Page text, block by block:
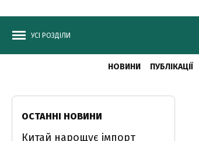
УСІ РОЗДІЛИ
НОВИНИ ПУБЛІКАЦІЇ
ОСТАННІ НОВИНИ
Китай нарощує імпорт